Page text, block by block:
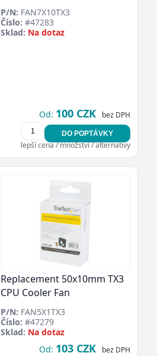
P/N: FAN7X10TX3
Číslo: #47283
Sklad: Na dotaz
Od: 100 CZK bez DPH
DO POPTÁVKY
lepší cena / množství / alternativy
Replacement 50x10mm TX3
CPU Cooler Fan
P/N: FAN5X1TX3
Číslo: #47279
Sklad: Na dotaz
Od: 103 CZK bez DPH